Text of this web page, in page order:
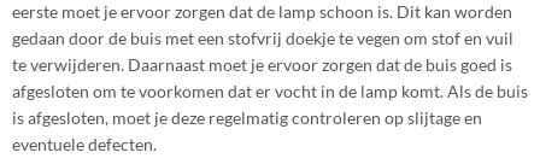
eerste moet je ervoor zorgen dat de lamp schoon is. Dit kan worden
gedaan door de buis met een stofvrij doekje te vegen om stof en vuil
te verwijderen. Daarnaast moet je ervoor zorgen dat de buis goed is
afgesloten om te voorkomen dat er vocht in de lamp komt. Als de buis
is afgesloten, moet je deze regelmatig controleren op slijtage en
eventuele defecten.